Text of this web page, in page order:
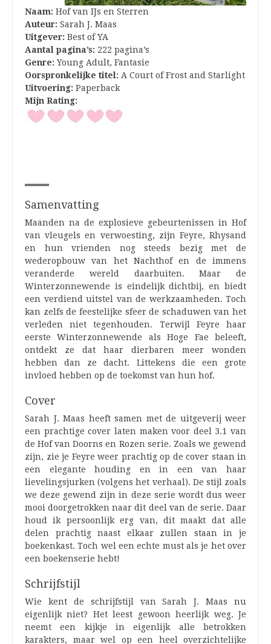
Naam: Hof van IJs en Sterren
Auteur: Sarah J. Maas
Uitgever: Best of YA
Aantal pagina’s: 222 pagina’s
Genre: Young Adult, Fantasie
Oorspronkelijke titel: A Court of Frost and Starlight
Uitvoering: Paperback
Mijn Rating:
Samenvatting
Maanden na de explosieve gebeurtenissen in Hof
van vleugels en verwoesting, zijn Feyre, Rhysand
en hun vrienden nog steeds bezig met de
wederopbouw van het Nachthof en de immens
veranderde wereld daarbuiten. Maar de
Winterzonnewende is eindelijk dichtbij, en biedt
een verdiend uitstel van de werkzaamheden. Toch
kan zelfs de feestelijke sfeer de schaduwen van het
verleden niet tegenhouden. Terwijl Feyre haar
eerste Winterzonnewende als Hoge Fae beleeft,
ontdekt ze dat haar dierbaren meer wonden
hebben dan ze dacht. Littekens die een grote
invloed hebben op de toekomst van hun hof.
Cover
Sarah J. Maas heeft samen met de uitgeverij weer
een prachtige cover laten maken voor deel 3.1 van
de Hof van Doorns en Rozen serie. Zoals we gewend
zijn, zie je Feyre weer prachtig op de cover staan in
een elegante houding en in een van haar
lievelingsjurken (volgens het verhaal). De stijl zoals
we deze gewend zijn in deze serie wordt dus weer
mooi doorgetrokken naar dit deel van de serie. Daar
houd ik persoonlijk erg van, dit maakt dat alle
delen prachtig naast elkaar zullen staan in je
boekenkast. Toch wel een echte must als je het over
een boekenserie hebt!
Schrijfstijl
Wie kent de schrijfstijl van Sarah J. Maas nu
eigenlijk niet? Het leest gewoon heerlijk weg. Je
neemt een kijkje in eigenlijk alle betrokken
karakters, maar wel op een heel overzichtelijke